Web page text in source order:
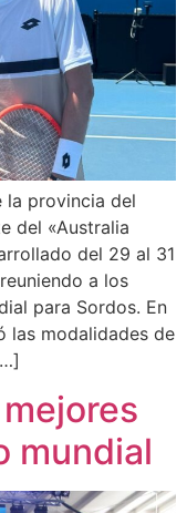
la provincia del
del «Australia
del 29 al 31
a los
para Sordos. En
las modalidades de
mundial